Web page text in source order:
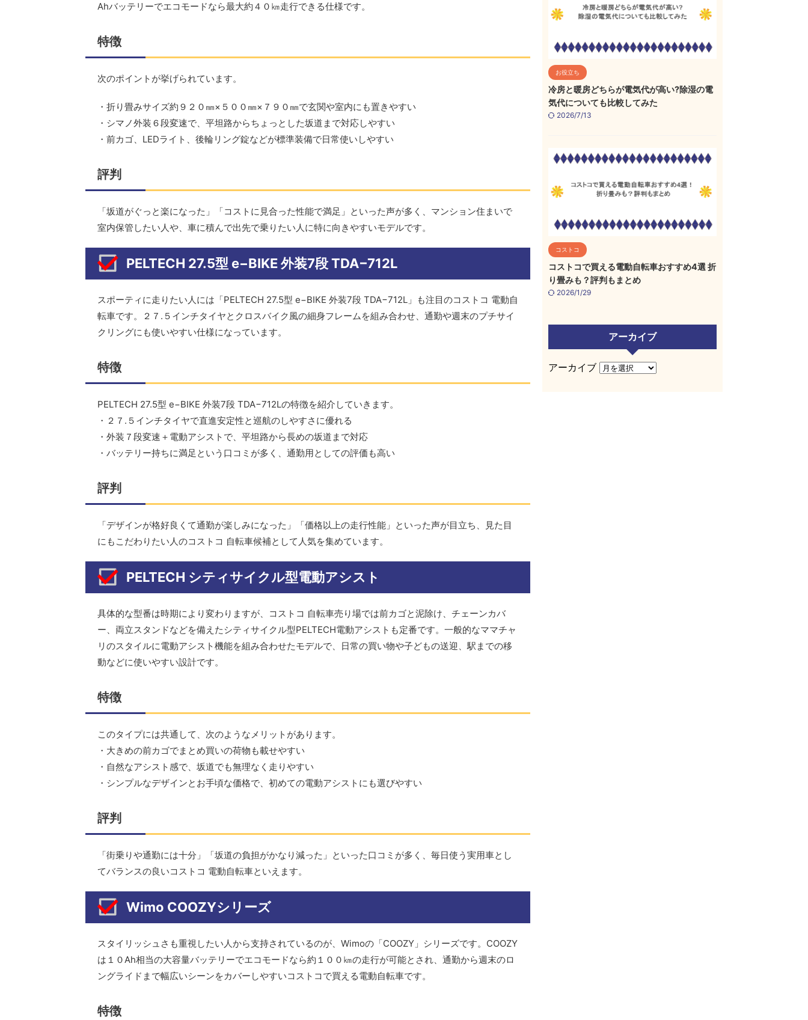
Ahバッテリーでエコモードなら最大約４０㎞走行できる仕様です。
特徴
次のポイントが挙げられています。
・折り畳みサイズ約９２０㎜×５００㎜×７９０㎜で玄関や室内にも置きやすい
・シマノ外装６段変速で、平坦路からちょっとした坂道まで対応しやすい
・前カゴ、LEDライト、後輪リング錠などが標準装備で日常使いしやすい
評判
「坂道がぐっと楽になった」「コストに見合った性能で満足」といった声が多く、マンション住まいで
室内保管したい人や、車に積んで出先で乗りたい人に特に向きやすいモデルです。
PELTECH 27.5型 e−BIKE 外装7段 TDA−712L
スポーティに走りたい人には「PELTECH 27.5型 e−BIKE 外装7段 TDA−712L」も注目のコストコ 電動自
転車です。２７.５インチタイヤとクロスバイク風の細身フレームを組み合わせ、通勤や週末のプチサイ
クリングにも使いやすい仕様になっています。
特徴
PELTECH 27.5型 e−BIKE 外装7段 TDA−712Lの特徴を紹介していきます。
・２７.５インチタイヤで直進安定性と巡航のしやすさに優れる
・外装７段変速＋電動アシストで、平坦路から長めの坂道まで対応
・バッテリー持ちに満足という口コミが多く、通勤用としての評価も高い
評判
「デザインが格好良くて通勤が楽しみになった」「価格以上の走行性能」といった声が目立ち、見た目
にもこだわりたい人のコストコ 自転車候補として人気を集めています。
PELTECH シティサイクル型電動アシスト
具体的な型番は時期により変わりますが、コストコ 自転車売り場では前カゴと泥除け、チェーンカバ
ー、両立スタンドなどを備えたシティサイクル型PELTECH電動アシストも定番です。一般的なママチャ
リのスタイルに電動アシスト機能を組み合わせたモデルで、日常の買い物や子どもの送迎、駅までの移
動などに使いやすい設計です。
特徴
このタイプには共通して、次のようなメリットがあります。
・大きめの前カゴでまとめ買いの荷物も載せやすい
・自然なアシスト感で、坂道でも無理なく走りやすい
・シンプルなデザインとお手頃な価格で、初めての電動アシストにも選びやすい
評判
「街乗りや通勤には十分」「坂道の負担がかなり減った」といった口コミが多く、毎日使う実用車とし
てバランスの良いコストコ 電動自転車といえます。
Wimo COOZYシリーズ
スタイリッシュさも重視したい人から支持されているのが、Wimoの「COOZY」シリーズです。COOZY
は１０Ah相当の大容量バッテリーでエコモードなら約１００㎞の走行が可能とされ、通勤から週末のロ
ングライドまで幅広いシーンをカバーしやすいコストコで買える電動自転車です。
特徴
お役立ち
冷房と暖房どちらが電気代が高い?除湿の電
気代についても比較してみた
2026/7/13
コストコ
コストコで買える電動自転車おすすめ4選 折
り畳みも？評判もまとめ
2026/1/29
アーカイブ
アーカイブ